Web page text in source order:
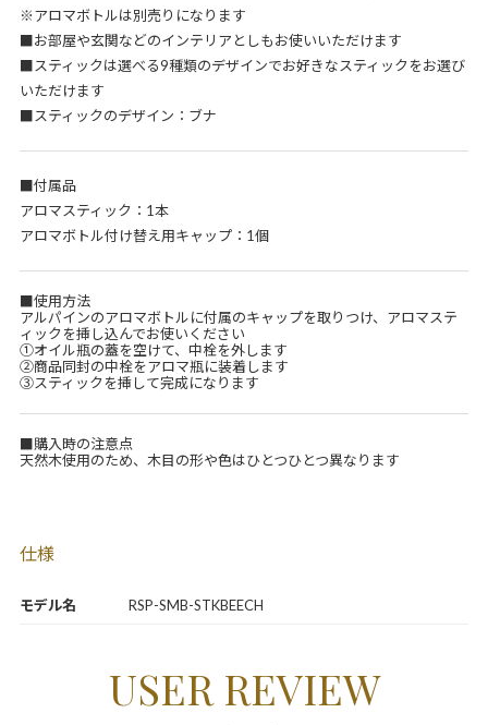
モデル名 RSP-SMB-STKBEECH
※アロマボトルは別売りになります
■お部屋や玄関などのインテリアとしもお使いいただけます
■スティックは選べる9種類のデザインでお好きなスティックをお選び
いただけます
■スティックのデザイン：ブナ
■付属品
アロマスティック：1本
アロマボトル付け替え用キャップ：1個
■使用方法
アルパインのアロマボトルに付属のキャップを取りつけ、アロマステ
ィックを挿し込んでお使いください
①オイル瓶の蓋を空けて、中栓を外します
②商品同封の中栓をアロマ瓶に装着します
③スティックを挿して完成になります
■購入時の注意点
天然木使用のため、木目の形や色はひとつひとつ異なります
仕様
USER REVIEW